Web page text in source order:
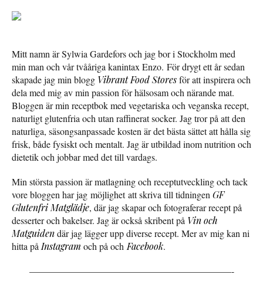
Mitt namn är Sylwia Gardefors och jag bor i Stockholm med
min man och vår tvååriga kanintax Enzo. För drygt ett år sedan
skapade jag min blogg Vibrant Food Storesför att inspirera och
dela med mig av min passion för hälsosam och närande mat.
Bloggen är min receptbok med vegetariska och veganska recept,
naturligt glutenfria och utan raffinerat socker. Jag tror på att den
naturliga, säsongsanpassade kosten är det bästa sättet att hålla sig
frisk, både fysiskt och mentalt. Jag är utbildad inom nutrition och
dietetik och jobbar med det till vardags.
Min största passion är matlagning och receptutveckling och tack
vore bloggen har jag möjlighet att skriva till tidningen GF
Glutenfri Matglädje, där jag skapar och fotograferar recept på
desserter och bakelser. Jag är också skribent på Vin och
Matguidendär jag lägger upp diverse recept. Mer av mig kan ni
hitta på Instagram och på och Facebook.
—————————————————————–-